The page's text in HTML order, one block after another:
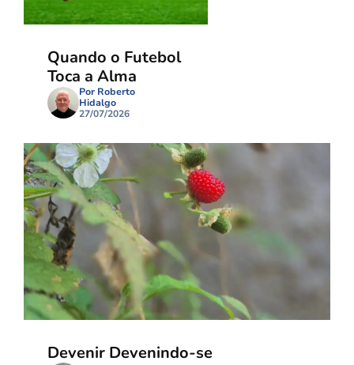
Quando o Futebol
Toca a Alma
Por Roberto
Hidalgo
27/07/2026
Devenir Devenindo-se